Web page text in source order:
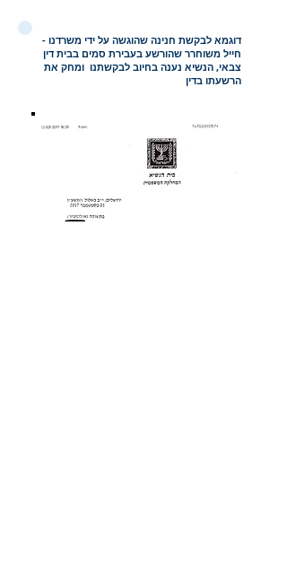
דוגמא לבקשת חנינה שהוגשה על ידי משרדנו -
חייל משוחרר שהורשע בעבירת סמים בבית דין
צבאי, הנשיא נענה בחיוב לבקשתנו ומחק את
הרשעתו בדין